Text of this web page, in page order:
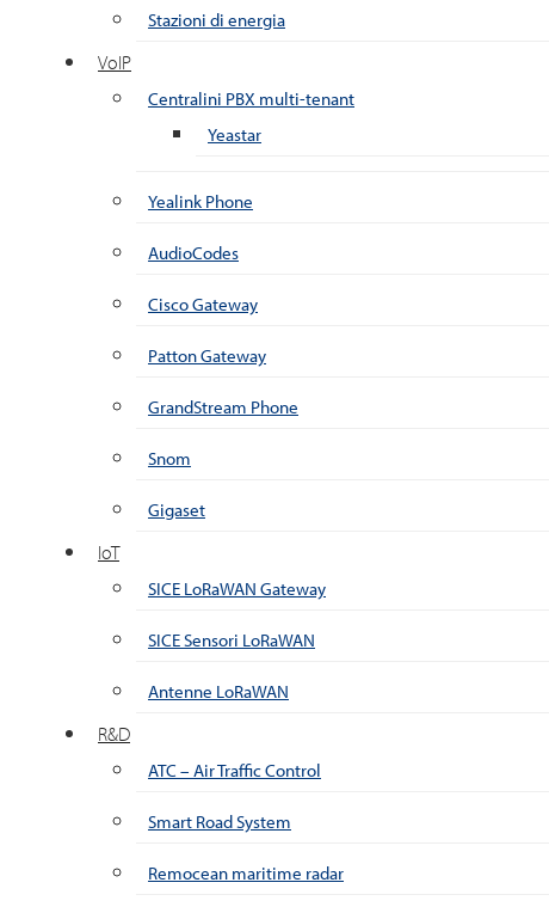
Stazioni di energia
VoIP
Centralini PBX multi-tenant
Yeastar
Yealink Phone
AudioCodes
Cisco Gateway
Patton Gateway
GrandStream Phone
Snom
Gigaset
IoT
SICE LoRaWAN Gateway
SICE Sensori LoRaWAN
Antenne LoRaWAN
R&D
ATC – Air Traffic Control
Smart Road System
Remocean maritime radar